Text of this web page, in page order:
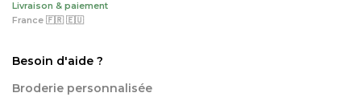
Livraison & paiement
France 🇫🇷 🇪🇺
Besoin d'aide ?
Broderie personnalisée